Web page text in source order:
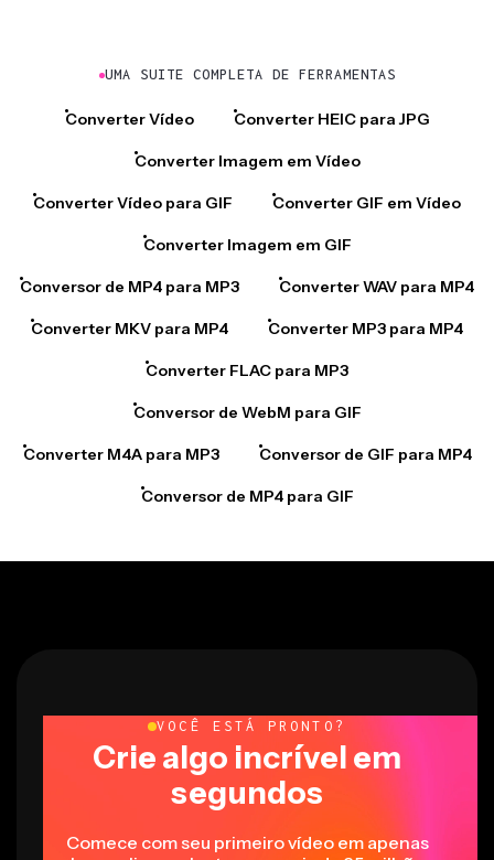
UMA SUITE COMPLETA DE FERRAMENTAS
Converter Vídeo Converter HEIC para JPG
Converter Imagem em Vídeo
Converter Vídeo para GIF Converter GIF em Vídeo
Converter Imagem em GIF
Conversor de MP4 para MP3 Converter WAV para MP4
Converter MKV para MP4 Converter MP3 para MP4
Converter FLAC para MP3
Conversor de WebM para GIF
Converter M4A para MP3 Conversor de GIF para MP4
Conversor de MP4 para GIF
VOCÊ ESTÁ PRONTO?
Crie algo incrível em
segundos
Comece com seu primeiro vídeo em apenas